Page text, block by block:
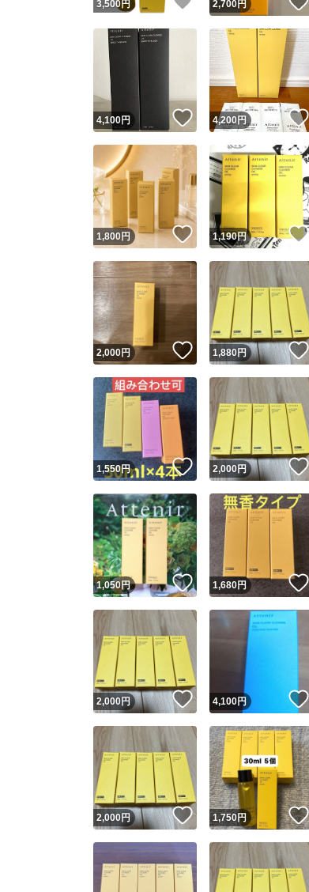
3,500円 2,700円
4,100円 いいね！
4,200 円
1,800円 いいね！
1,190円
2,000円 いいね！
1,880円
1,550円 いいね！
2,000円
1,050円 いいね！
1,680円
2,000円 いいね！
4,100円
2,000円 いいね！
1,750円